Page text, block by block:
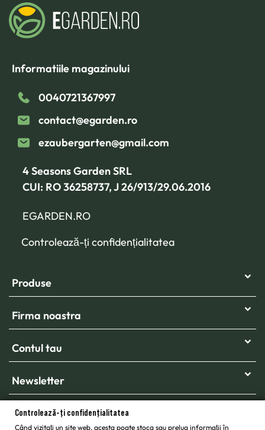
Informatiile magazinului
0040721367997
contact@egarden.ro
ezaubergarten@gmail.com
4 Seasons Garden SRL
CUI: RO 36258737, J 26/913/29.06.2016
EGARDEN.RO
Controlează-ți confidențialitatea
Produse
Firma noastra
Contul tau
Newsletter
Controlează-ți confidențialitatea
Când vizitați un site web, acesta poate stoca sau prelua informații în